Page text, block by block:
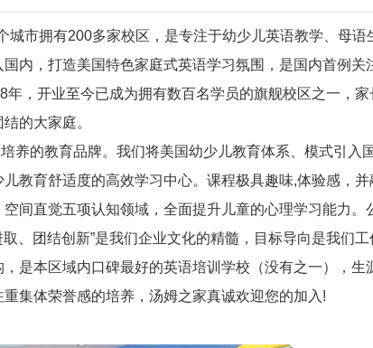
市拥有200多家校区，是专注于幼少儿英语教学、母语
内，打造美国特色家庭式英语学习氛围，是国内首例关
，开业至今已成为拥有数百名学员的旗舰校区之一，家
的大家庭。
养的教育品牌。我们将美国幼少儿教育体系、模式引入
教育舒适度的高效学习中心。课程极具趣味,体验感，并
间直觉五项认知领域，全面提升儿童的心理学习能力。
、团结创新”是我们企业文化的精髓，目标导向是我们
是本区域内口碑最好的英语培训学校（没有之一），生
集体荣誉感的培养，汤姆之家真诚欢迎您的加入!